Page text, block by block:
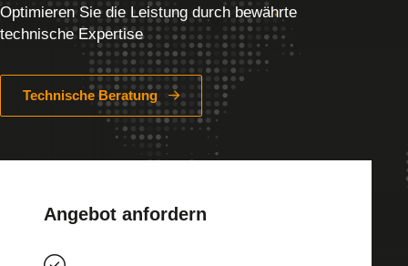
Optimieren Sie die Leistung durch bewährte
technische Expertise
Technische Beratung
Angebot anfordern